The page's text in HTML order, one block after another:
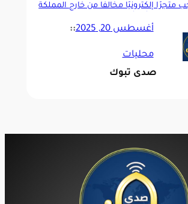
متجرًا إلكترونيًا مخالفًا من خارج المملكة
أغسطس 20, 2025 ::
محليات
صدى تبوك